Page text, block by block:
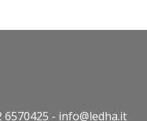
- info@ledha.it